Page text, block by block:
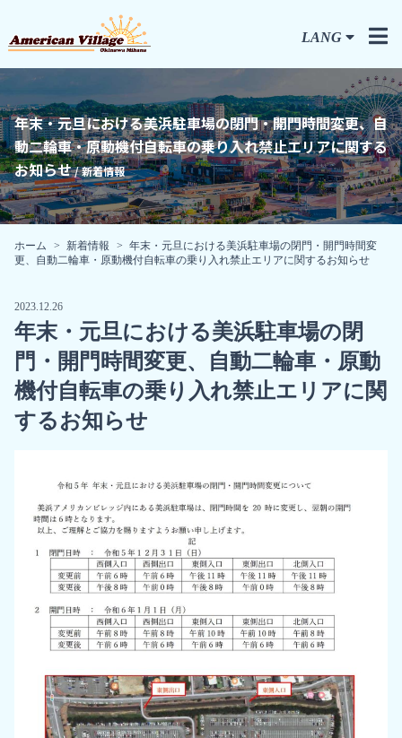
LANG
年末・元旦における美浜駐⾞場の閉⾨・開⾨時間変更、自
動二輪車・原動機付自転車の乗り入れ禁止エリアに関する
お知らせ/ 新着情報
ホーム 新着情報
年末・元旦における美浜駐⾞場の閉⾨・開⾨時間変
更、自動二輪車・原動機付自転車の乗り入れ禁止エリアに関するお知らせ
2023.12.26
年末・元旦における美浜駐⾞場の閉
⾨・開⾨時間変更、自動二輪車・原動
機付自転車の乗り入れ禁止エリアに関
するお知らせ